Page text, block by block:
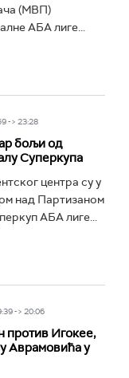
(МВП)
АБА лиге...
-> 23:28
бољи од
Суперкупа
центра су у
над Партизаном
АБА лиге...
-> 20:06
против Игокее,
Аврамовића у